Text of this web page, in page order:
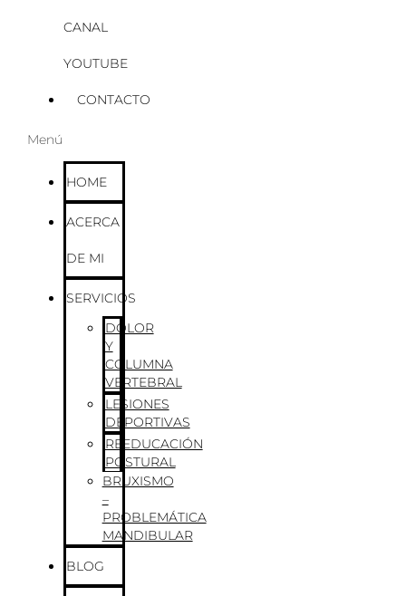
CANAL
YOUTUBE
CONTACTO
Menú
HOME
ACERCA
DE MI
SERVICIOS
DOLOR
Y
COLUMNA
VERTEBRAL
LESIONES
DEPORTIVAS
REEDUCACIÓN
POSTURAL
BRUXISMO
–
PROBLEMÁTICA
MANDIBULAR
BLOG